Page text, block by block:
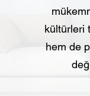
kültürleri
hem de